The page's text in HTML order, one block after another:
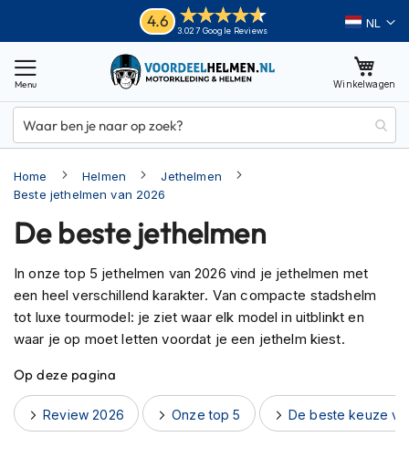
4.6
3.027 Google Reviews
Ga
naar
inhoud
Taal
Winkelwagen
M
o
t
o
h
l
m
n
d
v
e
n
u
r
h
Home Helmen
Jethelmen
Beste jethelmen van 2026
De beste jethelmen
In onze top 5 jethelmen van 2026 vind je jethelmen met
een heel verschillend karakter. Van compacte stadshelm
tot luxe tourmodel: je ziet waar elk model in uitblinkt en
waar je op moet letten voordat je een jethelm kiest.
Op deze pagina
Review 2026 Onze top 5 De beste keuze